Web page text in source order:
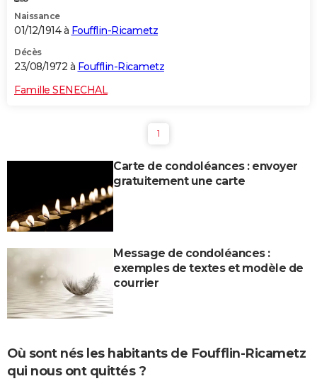
Naissance
01/12/1914 à Foufflin-Ricametz
Décès
23/08/1972 à Foufflin-Ricametz
Famille SENECHAL
1
Carte de condoléances : envoyer
gratuitement une carte
Message de condoléances :
exemples de textes et modèle de
courrier
Où sont nés les habitants de Foufflin-Ricametz
qui nous ont quittés ?